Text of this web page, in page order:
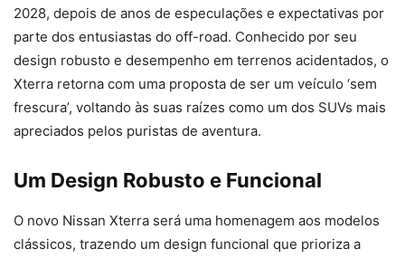
2028, depois de anos de especulações e expectativas por
parte dos entusiastas do off-road. Conhecido por seu
design robusto e desempenho em terrenos acidentados, o
Xterra retorna com uma proposta de ser um veículo ‘sem
frescura’, voltando às suas raízes como um dos SUVs mais
apreciados pelos puristas de aventura.
Um Design Robusto e Funcional
O novo Nissan Xterra será uma homenagem aos modelos
clássicos, trazendo um design funcional que prioriza a